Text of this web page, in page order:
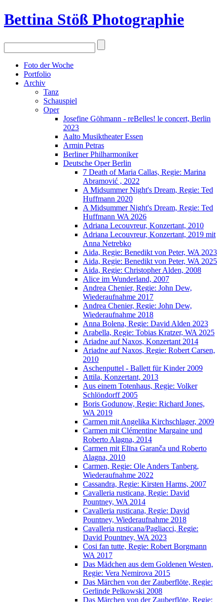
Bettina Stöß Photographie
Foto der Woche
Portfolio
Archiv
Tanz
Schauspiel
Oper
Josefine Göhmann - reBelles! le concert, Berlin
2023
Aalto Musiktheater Essen
Armin Petras
Berliner Philharmoniker
Deutsche Oper Berlin
7 Death of Maria Callas, Regie: Marina
Abramović , 2022
A Midsummer Night's Dream, Regie: Ted
Huffmann 2020
A Midsummer Night's Dream, Regie: Ted
Huffmann WA 2026
Adriana Lecouvreur, Konzertant, 2010
Adriana Lecouvreur, Konzertant, 2019 mit
Anna Netrebko
Aida, Regie: Benedikt von Peter, WA 2023
Aida, Regie: Benedikt von Peter, WA 2025
Aida, Regie: Christopher Alden, 2008
Alice im Wunderland, 2007
Andrea Chenier, Regie: John Dew,
Wiederaufnahme 2017
Andrea Chenier, Regie: John Dew,
Wiederaufnahme 2018
Anna Bolena, Regie: David Alden 2023
Arabella, Regie: Tobias Kratzer, WA 2025
Ariadne auf Naxos, Konzertant 2014
Ariadne auf Naxos, Regie: Robert Carsen,
2010
Aschenputtel - Ballett für Kinder 2009
Attila, Konzertant, 2013
Aus einem Totenhaus, Regie: Volker
Schlöndorff 2005
Boris Godunow, Regie: Richard Jones,
WA 2019
Carmen mit Angelika Kirchschlager, 2009
Carmen mit Clémentine Margaine und
Roberto Alagna, 2014
Carmen mit Elīna Garanča und Roberto
Alagna, 2010
Carmen, Regie: Ole Anders Tanberg,
Wiederaufnahme 2022
Cassandra, Regie: Kirsten Harms, 2007
Cavalleria rusticana, Regie: David
Pountney, WA 2014
Cavalleria rusticana, Regie: David
Pountney, Wiederaufnahme 2018
Cavalleria rusticana/Pagliacci, Regie:
David Pountney, WA 2023
Cosi fan tutte, Regie: Robert Borgmann
WA 2017
Das Mädchen aus dem Goldenen Westen,
Regie: Vera Nemirova 2015
Das Märchen von der Zauberflöte, Regie:
Gerlinde Pelkowski 2008
Das Märchen von der Zauberflöte, Regie: